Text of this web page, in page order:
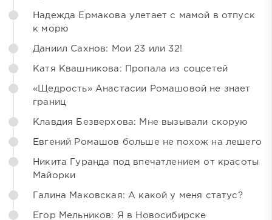
Надежда Ермакова улетает с мамой в отпуск
к морю
Даниил Сахнов: Мои 23 или 32!
Катя Квашникова: Пропала из соцсетей
«Щедрость» Анастасии Ромашовой не знает
границ
Клавдия Безверхова: Мне вызывали скорую
Евгений Ромашов больше не похож на лешего
Никита Гуранда под впечатлением от красоты
Майорки
Галина Маковская: А какой у меня статус?
Егор Мельников: Я в Новосибирске